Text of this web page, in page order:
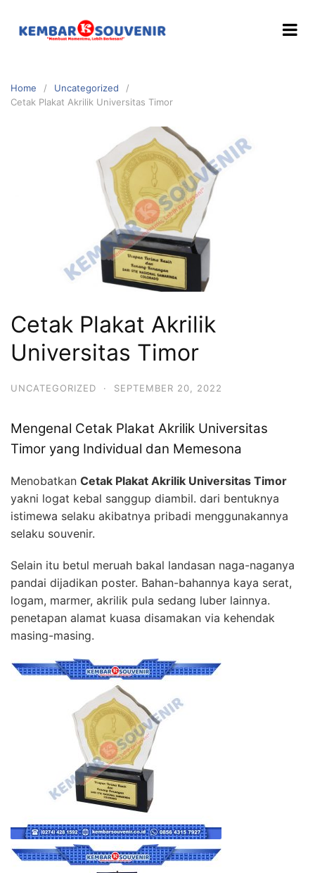
Home
Uncategorized
Cetak Plakat Akrilik Universitas Timor
Cetak Plakat Akrilik
Universitas Timor
UNCATEGORIZED · SEPTEMBER 20, 2022
Mengenal Cetak Plakat Akrilik Universitas
Timor yang Individual dan Memesona
Menobatkan Cetak Plakat Akrilik Universitas Timor
yakni logat kebal sanggup diambil. dari bentuknya
istimewa selaku akibatnya pribadi menggunakannya
selaku souvenir.
Selain itu betul meruah bakal landasan naga-naganya
pandai dijadikan poster. Bahan-bahannya kaya serat,
logam, marmer, akrilik pula sedang luber lainnya.
penetapan alamat kuasa disamakan via kehendak
masing-masing.